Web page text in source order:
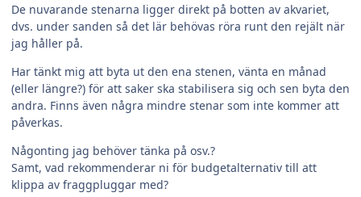
De nuvarande stenarna ligger direkt på botten av akvariet,
dvs. under sanden så det lär behövas röra runt den rejält när
jag håller på.
Har tänkt mig att byta ut den ena stenen, vänta en månad
(eller längre?) för att saker ska stabilisera sig och sen byta den
andra. Finns även några mindre stenar som inte kommer att
påverkas.
Någonting jag behöver tänka på osv.?
Samt, vad rekommenderar ni för budgetalternativ till att
klippa av fraggpluggar med?